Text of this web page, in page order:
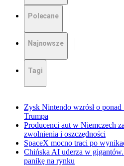
Polecane
Najnowsze
Tagi
Zysk Nintendo wzrósł o
Trumpa
Producenci aut w Niemczech
zwolnienia i oszczędności
SpaceX mocno traci po
Chińska AI uderza w
panikę na rynku